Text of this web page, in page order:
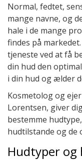
Normal, fedtet,
mange navne, og
hale i de mange
findes på
tjeneste ved at få
din hud den
i din hud og ælder
Kosmetolog og
Lorentsen, giver
bestemme
hudtilstande og de
Hudtyper